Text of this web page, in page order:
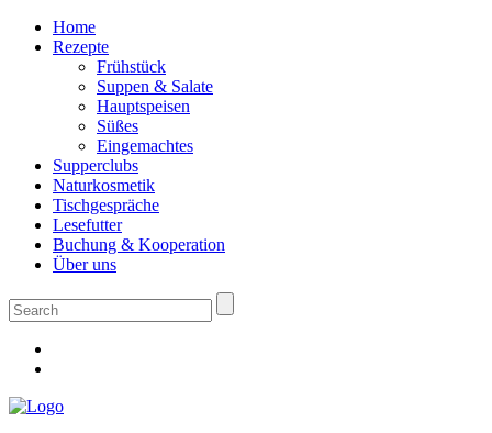
Home
Rezepte
Frühstück
Suppen & Salate
Hauptspeisen
Süßes
Eingemachtes
Supperclubs
Naturkosmetik
Tischgespräche
Lesefutter
Buchung & Kooperation
Über uns